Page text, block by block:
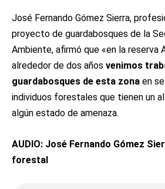
José Fernando Gómez Sierra,
proyecto de guardabosques de la
Ambiente, afirmó que «en la reserva
alrededor de dos años venimos
guardabosques de esta zona en
individuos forestales que tienen un
algún estado de amenaza.
AUDIO: José Fernando Gómez
forestal